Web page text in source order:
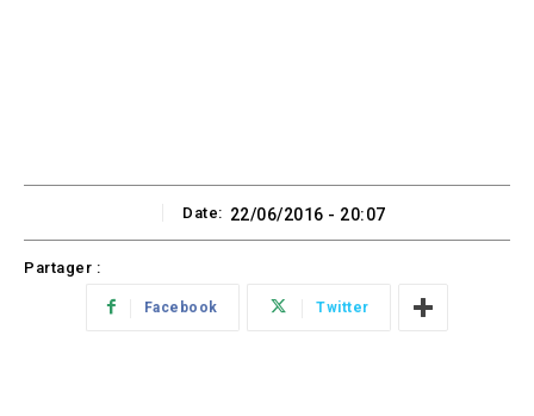
Date: 22/06/2016 - 20:07
Partager :
Facebook Twitter